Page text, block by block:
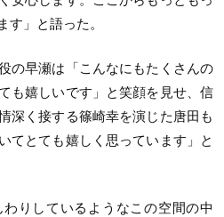
す」と語った。
の早瀬は「こんなにもたくさんの
も嬉しいです」と笑顔を見せ、信
深く接する篠崎幸を演じた唐田も
てとても嬉しく思っています」と
りしているようなこの空間の中